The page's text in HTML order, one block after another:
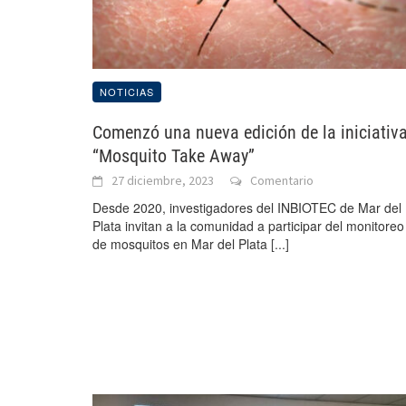
NOTICIAS
Comenzó una nueva edición de la iniciativa
“Mosquito Take Away”
27 diciembre, 2023 Comentario
Desde 2020, investigadores del INBIOTEC de Mar del
Plata invitan a la comunidad a participar del monitoreo
de mosquitos en Mar del Plata [...]